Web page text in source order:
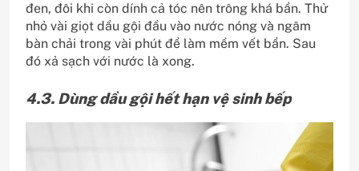
đen, đôi khi còn dính cả tóc nên trông khá bẩn. Thử
nhỏ vài giọt dầu gội đầu vào nước nóng và ngâm
bàn chải trong vài phút để làm mềm vết bẩn. Sau
đó xả sạch với nước là xong.
4.3. Dùng dầu gội hết hạn vệ sinh bếp